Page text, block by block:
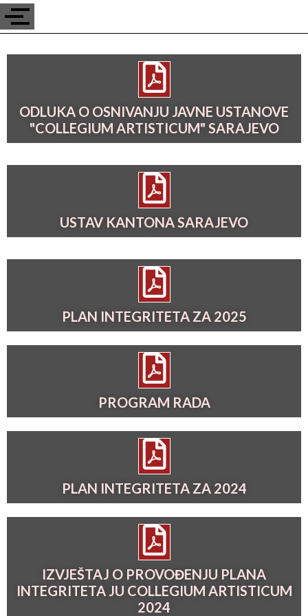
ODLUKA O OSNIVANJU JAVNE USTANOVE
"COLLEGIUM ARTISTICUM" SARAJEVO
USTAV KANTONA SARAJEVO
PLAN INTEGRITETA ZA 2025
PROGRAM RADA
PLAN INTEGRITETA ZA 2024
IZVJEŠTAJ O PROVOĐENJU PLANA
INTEGRITETA JU COLLEGIUM ARTISTICUM
2024